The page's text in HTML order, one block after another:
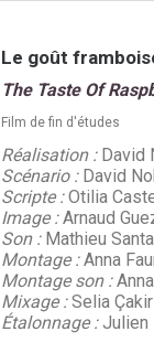
Le goût
The Taste Of
Film de fin d'études
Réalisation :David
Scénario :David
Scripte :Otilia
Image :Arnaud
Son :Mathieu
Montage :Anna
Montage son :
Mixage :Selia
Étalonnage :Julien